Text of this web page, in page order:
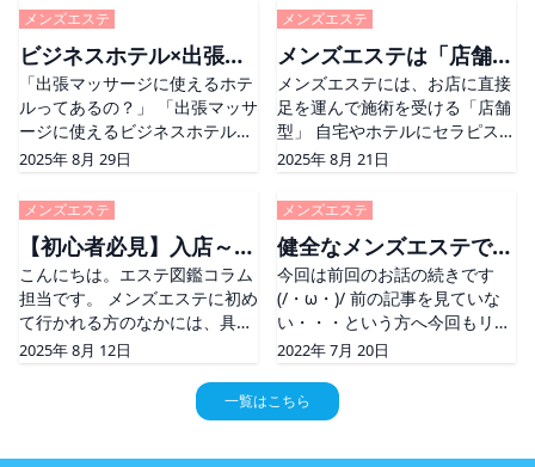
ったように、エステを利用する
タイミングは人それぞれです。
さて、今回のコラム [&#8230;]
The post メンズエステに行く
なら何時？理想の時間帯をご紹
介 first appeared on そ
などは、メンズエステが実際に
どんなお店なのか分からないま
まお店に入って、 「あ
[&#8230;] The post 初心者必
見！メンズエステのよくある勘
違い！ first appeared on そ
メンズエステ
ビジネスホテル×出張マ
ッサージで非日常体
験！？
「出張マッサージに使えるホテ
ルってあるの？」 「出張マッサ
ージに使えるビジネスホテルが
知りたい」 という疑問をお持ち
ではありませんか？ &#160; そ
こでこの記事ではそんな出張メ
ンズエステ店が多いエリアで 出
張マッサー [&#8230;] The
post ビジネスホテル×出張マッ
サージで非日常体験！？ first
appeared on そ
2025年 8月 29日
メンズエステ
メンズエステは「店舗
型」と「派遣型」どちら
を選ぶ？メリット・デメ
リットをご紹介
メンズエステには、お店に直接
足を運んで施術を受ける「店舗
型」 自宅やホテルにセラピスト
さんを派遣して施術を受けられ
る「派遣型」があります。 他に
もマンションなどで施術を受け
られる「プライベートサロン」
の形態のメンズエステ
[&#8230;] The post メンズエ
ステは「店舗型」と「派遣型」
どちらを選ぶ？メリット・デメ
リットをご紹介 first appeared
on そ
2025年 8月 21日
メンズエステ
【初心者必見】入店～退
店までの流れを解説！
こんにちは。エステ図鑑コラム
担当です。 メンズエステに初め
て行かれる方のなかには、具体
的な流れを知って事前準備した
いという方もおられるのでは？
今回はそんなあなたのために、
メンズエステの流れを特集して
2025年 8月 12日
メンズエステ
健全なメンズエステで指
名したくなるセラピスト
になる
今回は前回のお話の続きです
(/・ω・)/ 前の記事を見ていな
い・・・という方へ今回もリン
クを貼っておきますね
(*&#8217;ω&#8217;*)
https://esthe-
zukan.com/blog/2017/11
2022年 7月 20日
一覧はこちら